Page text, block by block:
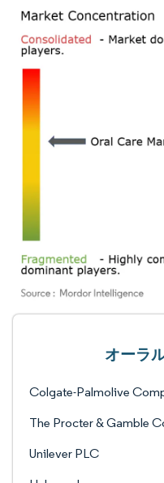
オーラ
Colgate-Palmolive
The Procter & Gamble
Unilever PLC